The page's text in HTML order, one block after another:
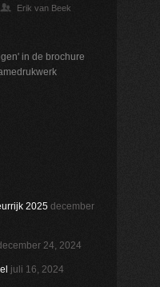
Erik van Beek
in de brochure
2025 december
24, 2024
juli 16, 2024